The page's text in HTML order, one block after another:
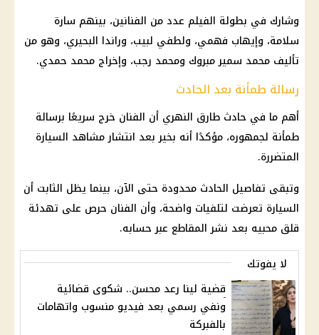
وشارك في بطولة الفيلم عدد من الفنانين، بينهم سارة
سلامة، وإيهاب فهمي، ولطفي لبيب، وراندا البحيري، وهو من
تأليف محمد سمير مبروك ومحمد رجب، وإخراج محمد حمدي.
رسالة طمأنة بعد الحادث
أهم ما في حادث طارق النهري أن الفنان خرج سريعًا برسالة
طمأنة لجمهوره، مؤكدًا أنه بخير بعد انتشار مشاهد السيارة
المتضررة.
وتبقى تفاصيل الحادث محدودة حتى الآن، بينما يظل الثابت أن
السيارة تعرضت لتلفيات واضحة، وأن الفنان حرص على تهدئة
قلق محبيه بعد نشر المقاطع عبر حسابه.
لا يفوتك
قضية لينا رعد محسن.. شكوى قضائية
ونفي رسمي بعد فيديو منسوب واتهامات
بالفبركة